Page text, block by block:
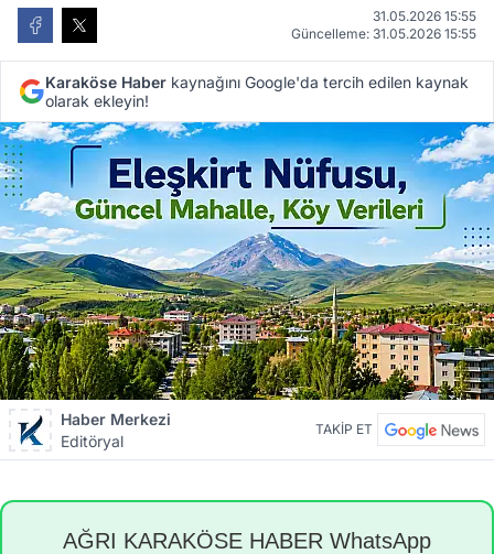
31.05.2026 15:55
Güncelleme: 31.05.2026 15:55
Karaköse Haber kaynağını Google'da tercih edilen kaynak
olarak ekleyin!
Haber Merkezi
Editöryal
TAKİP ET
AĞRI KARAKÖSE HABER WhatsApp